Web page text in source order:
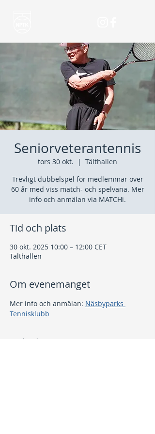
Seniorveterantennis
tors 30 okt.
  |
Tälthallen
Trevligt dubbelspel för medlemmar över
60 år med viss match- och spelvana. Mer
info och anmälan via MATCHi.
Tid och plats
30 okt. 2025 10:00 – 12:00 CET
Tälthallen
Om evenemanget
Mer info och anmälan: Näsbyparks
Tennisklubb
Dela detta evenemang